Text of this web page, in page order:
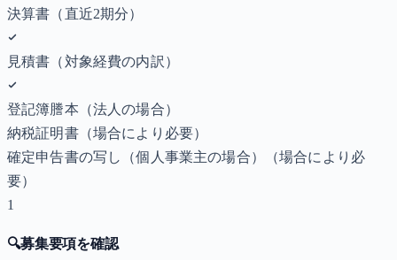
決算書（直近2期分）
見積書（対象経費の内訳）
登記簿謄本（法人の場合）
納税証明書（場合により必要）
確定申告書の写し（個人事業主の場合）
（場合により必
要）
1
🔍募集要項を確認